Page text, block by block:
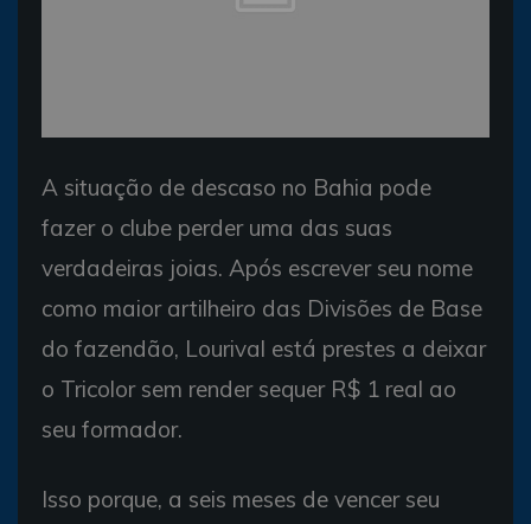
A situação de descaso no Bahia pode
fazer o clube perder uma das suas
verdadeiras joias. Após escrever seu nome
como maior artilheiro das Divisões de Base
do fazendão, Lourival está prestes a deixar
o Tricolor sem render sequer R$ 1 real ao
seu formador.
Isso porque, a seis meses de vencer seu